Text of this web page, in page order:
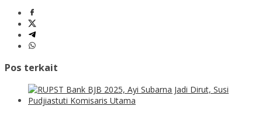
Pos terkait